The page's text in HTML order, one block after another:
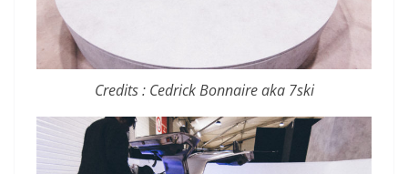
Credits : Cedrick Bonnaire aka 7ski